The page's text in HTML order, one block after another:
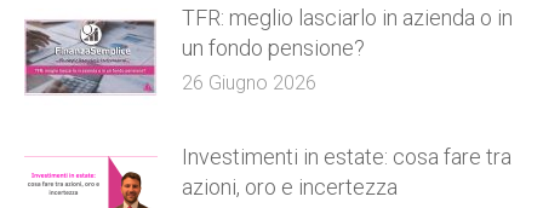
TFR: meglio lasciarlo in azienda o in
un fondo pensione?
26 Giugno 2026
Investimenti in estate: cosa fare tra
azioni, oro e incertezza